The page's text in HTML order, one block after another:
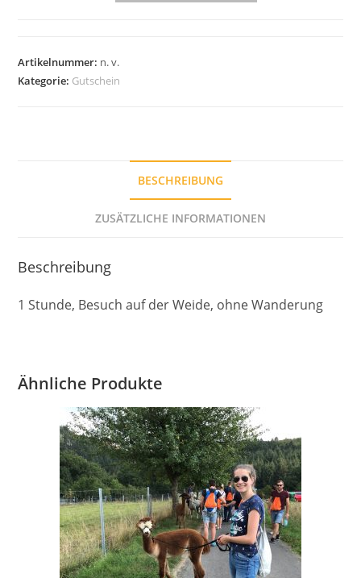
Artikelnummer: n. v.
Kategorie: Gutschein
BESCHREIBUNG
ZUSÄTZLICHE INFORMATIONEN
Beschreibung
1 Stunde, Besuch auf der Weide, ohne Wanderung
Ähnliche Produkte